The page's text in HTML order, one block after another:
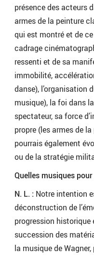
présence des acteurs
armes de la peinture
qui est montré et de
cadrage
ressenti et de sa
immobilité,
danse), l’organisation
musique), la foi dans
spectateur, sa force
propre (les armes de
pourrais également
ou de la stratégie
Quelles musiques
N. L. : Notre intention
déconstruction de
progression
succession des
la musique de